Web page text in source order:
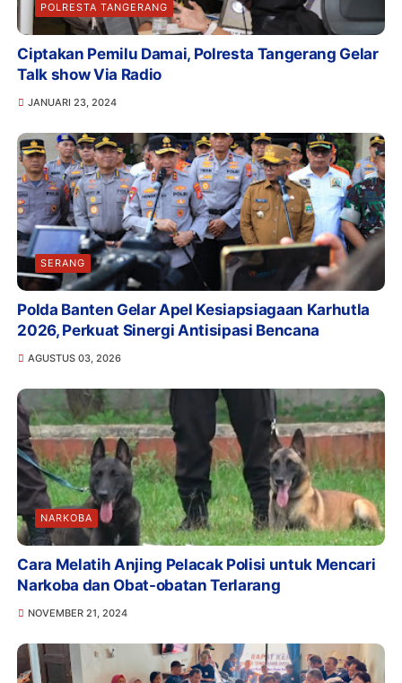
POLRESTA TANGERANG
Ciptakan Pemilu Damai, Polresta Tangerang Gelar
Talk show Via Radio
JANUARI 23, 2024
SERANG
Polda Banten Gelar Apel Kesiapsiagaan Karhutla
2026, Perkuat Sinergi Antisipasi Bencana
AGUSTUS 03, 2026
NARKOBA
Cara Melatih Anjing Pelacak Polisi untuk Mencari
Narkoba dan Obat-obatan Terlarang
NOVEMBER 21, 2024